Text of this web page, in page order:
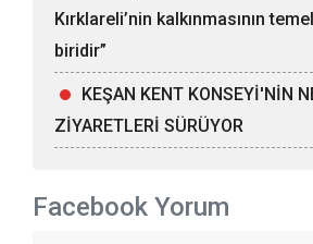
Kırklareli’nin kalkınmasının
biridir”
KEŞAN KENT KONSEYİ'NİN
ZİYARETLERİ SÜRÜYOR
Facebook Yorum